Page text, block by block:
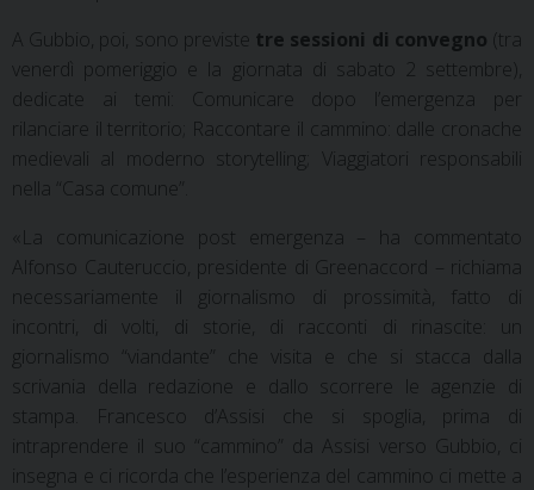
A Gubbio, poi, sono previste tre sessioni di convegno (tra
venerdì pomeriggio e la giornata di sabato 2 settembre),
dedicate ai temi: Comunicare dopo l’emergenza per
rilanciare il territorio; Raccontare il cammino: dalle cronache
medievali al moderno storytelling; Viaggiatori responsabili
nella “Casa comune”.
«La comunicazione post emergenza – ha commentato
Alfonso Cauteruccio
, presidente di Greenaccord – richiama
necessariamente il giornalismo di prossimità, fatto di
incontri, di volti, di storie, di racconti di rinascite: un
giornalismo “viandante” che visita e che si stacca dalla
scrivania della redazione e dallo scorrere le agenzie di
stampa. Francesco d’Assisi che si spoglia, prima di
intraprendere il suo “cammino” da Assisi verso Gubbio, ci
insegna e ci ricorda che l’esperienza del cammino ci mette a